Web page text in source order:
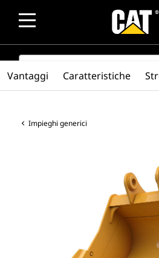
SEARCH
Impieghi generici
Vantaggi Caratteristiche